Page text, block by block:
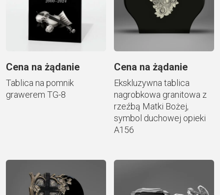
Cena na żądanie
Tablica na pomnik
grawerem TG-8
Cena na żądanie
Ekskluzywna tablica
nagrobkowa granitowa z
rzeźbą Matki Bożej,
symbol duchowej opieki
A156